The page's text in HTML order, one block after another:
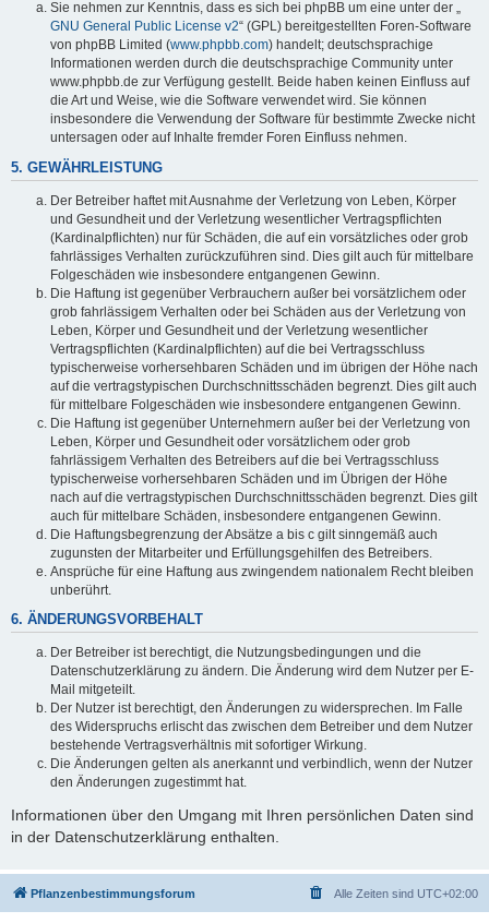
Sie nehmen zur Kenntnis, dass es sich bei phpBB um eine unter der „
GNU General Public License v2“ (GPL) bereitgestellten Foren-Software
von phpBB Limited (www.phpbb.com) handelt; deutschsprachige
Informationen werden durch die deutschsprachige Community unter
www.phpbb.de zur Verfügung gestellt. Beide haben keinen Einfluss auf
die Art und Weise, wie die Software verwendet wird. Sie können
insbesondere die Verwendung der Software für bestimmte Zwecke nicht
untersagen oder auf Inhalte fremder Foren Einfluss nehmen.
5. GEWÄHRLEISTUNG
Der Betreiber haftet mit Ausnahme der Verletzung von Leben, Körper
und Gesundheit und der Verletzung wesentlicher Vertragspflichten
(Kardinalpflichten) nur für Schäden, die auf ein vorsätzliches oder grob
fahrlässiges Verhalten zurückzuführen sind. Dies gilt auch für mittelbare
Folgeschäden wie insbesondere entgangenen Gewinn.
Die Haftung ist gegenüber Verbrauchern außer bei vorsätzlichem oder
grob fahrlässigem Verhalten oder bei Schäden aus der Verletzung von
Leben, Körper und Gesundheit und der Verletzung wesentlicher
Vertragspflichten (Kardinalpflichten) auf die bei Vertragsschluss
typischerweise vorhersehbaren Schäden und im übrigen der Höhe nach
auf die vertragstypischen Durchschnittsschäden begrenzt. Dies gilt auch
für mittelbare Folgeschäden wie insbesondere entgangenen Gewinn.
Die Haftung ist gegenüber Unternehmern außer bei der Verletzung von
Leben, Körper und Gesundheit oder vorsätzlichem oder grob
fahrlässigem Verhalten des Betreibers auf die bei Vertragsschluss
typischerweise vorhersehbaren Schäden und im Übrigen der Höhe
nach auf die vertragstypischen Durchschnittsschäden begrenzt. Dies gilt
auch für mittelbare Schäden, insbesondere entgangenen Gewinn.
Die Haftungsbegrenzung der Absätze a bis c gilt sinngemäß auch
zugunsten der Mitarbeiter und Erfüllungsgehilfen des Betreibers.
Ansprüche für eine Haftung aus zwingendem nationalem Recht bleiben
unberührt.
6. ÄNDERUNGSVORBEHALT
Der Betreiber ist berechtigt, die Nutzungsbedingungen und die
Datenschutzerklärung zu ändern. Die Änderung wird dem Nutzer per E-
Mail mitgeteilt.
Der Nutzer ist berechtigt, den Änderungen zu widersprechen. Im Falle
des Widerspruchs erlischt das zwischen dem Betreiber und dem Nutzer
bestehende Vertragsverhältnis mit sofortiger Wirkung.
Die Änderungen gelten als anerkannt und verbindlich, wenn der Nutzer
den Änderungen zugestimmt hat.
Informationen über den Umgang mit Ihren persönlichen Daten sind
in der Datenschutzerklärung enthalten.
Pflanzenbestimmungsforum Alle Zeiten sind UTC+02:00